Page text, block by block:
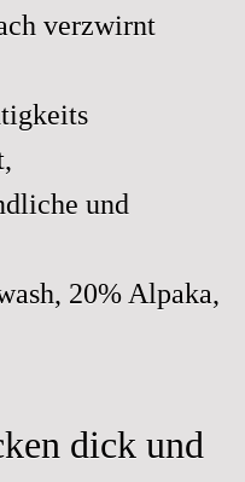
verzwirnt
und
20% Alpaka,
dick und